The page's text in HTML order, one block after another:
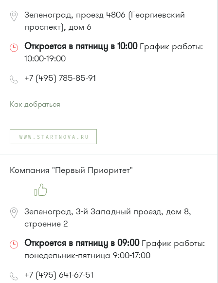
Зеленоград, проезд 4806 (Георгиевский
проспект), дом 6
Откроется в пятницу в 10:00График работы:
10:00-19:00
+7 (495) 785-85-91
Как добраться
автобус 31
или до остановки"МИЭТ":
Автобусы № 2, 3, 9, 11, 19, 31, 32.
WWW.STARTNOVA.RU
Компания "Первый Приоритет"
Зеленоград, 3-й Западный проезд, дом 8,
строение 2
Откроется в пятницу в 09:00График работы:
понедельник-пятница 9:00-17:00
+7 (495) 641-67-51